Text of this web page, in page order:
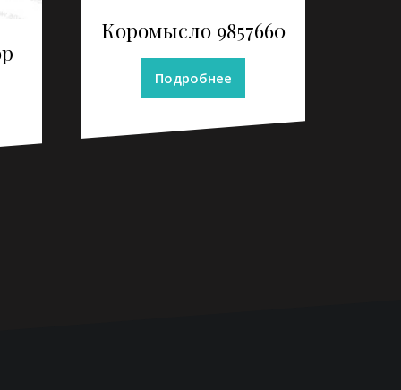
Коромысло 9857660
Подробнее